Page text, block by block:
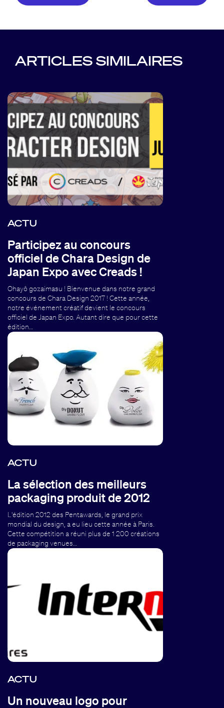
ARTICLES SIMILAIRES
ACTU
Participez au concours
officiel de Chara Design de
Japan Expo avec Creads !
Ohayô gozaimasu ! Bienvenue dans notre grand
concours de Chara Design 2017 ! Cette année,
notre événement créatif devient le concours
officiel de Japan Expo. Autant dire que pour cette
édition…
ACTU
La sélection des meilleurs
packaging produit de 2012
L'édition 2012 des Pentawards, le grand prix
mondial du design, a eu lieu cette année à Paris.
Cette compétition a réuni plus de 1 200 créations
de packaging venues…
ACTU
Un nouveau logo pour